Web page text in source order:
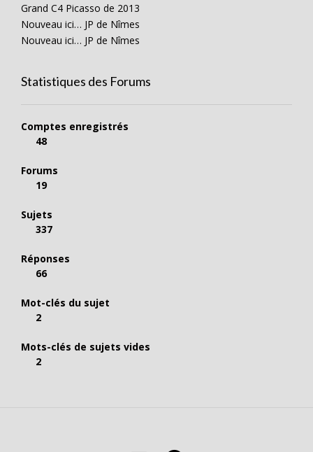
Grand C4 Picasso de 2013
Nouveau ici… JP de Nîmes
Nouveau ici… JP de Nîmes
Statistiques des Forums
Comptes enregistrés
48
Forums
19
Sujets
337
Réponses
66
Mot-clés du sujet
2
Mots-clés de sujets vides
2